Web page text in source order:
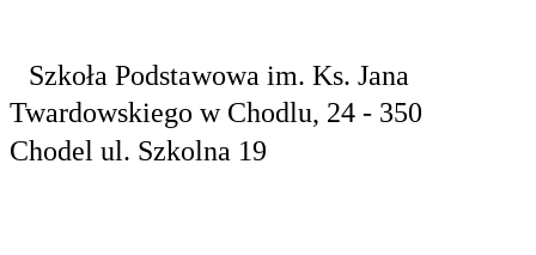
Szkoła Podstawowa im. Ks. Jana
Twardowskiego w Chodlu, 24 - 350
Chodel ul. Szkolna 19